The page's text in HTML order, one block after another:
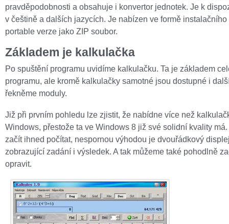
pravděpodobnosti a obsahuje i konvertor jednotek. Je k
v češtině a dalších jazycích. Je nabízen ve formě
portable verze jako ZIP soubor.
Základem je kalkulačka
Po spuštění programu uvidíme kalkulačku. Ta je základem
programu, ale kromě kalkulačky samotné jsou dostupné i
řekněme moduly.
Již při prvním pohledu lze zjistit, že nabídne více než
Windows, přestože ta ve Windows 8 již své solidní kvality
začít ihned počítat, nespornou výhodou je dvouřádkový
zobrazující zadání i výsledek. A tak můžeme také pohodlně
opravit.